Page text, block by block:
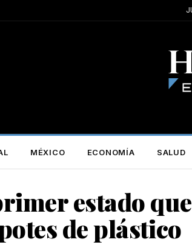
MÉXICO ECONOMÍA SALUD
estado
de plástico